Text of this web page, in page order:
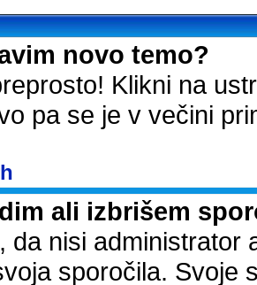
novo temo?
Klikni na
pa se je v večini
ali izbrišem
da nisi administrator
sporočila. Svoje